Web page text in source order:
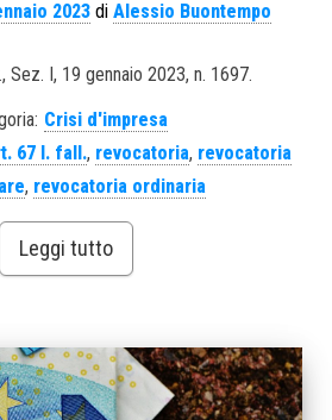
2023di Alessio Buontempo
Sez. I, 19 gennaio 2023, n. 1697.
Crisi d'impresa
67 l. fall., revocatoria, revocatoria
, revocatoria ordinaria
Leggi tutto